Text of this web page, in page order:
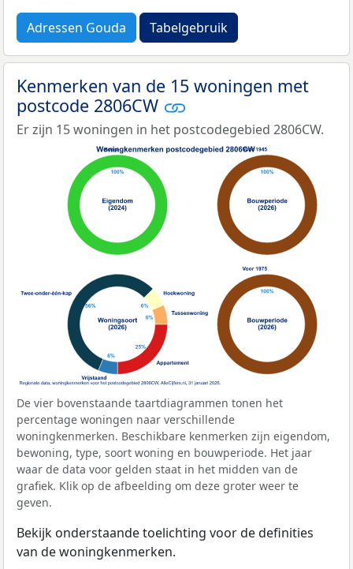
Adressen Gouda Tabelgebruik
Kenmerken van de 15 woningen met
postcode 2806CW
Er zijn 15 woningen in het postcodegebied 2806CW.
De vier bovenstaande taartdiagrammen tonen het
percentage woningen naar verschillende
woningkenmerken. Beschikbare kenmerken zijn eigendom,
bewoning, type, soort woning en bouwperiode. Het jaar
waar de data voor gelden staat in het midden van de
grafiek. Klik op de afbeelding om deze groter weer te
geven.
Bekijk onderstaande toelichting voor de definities
van de woningkenmerken.